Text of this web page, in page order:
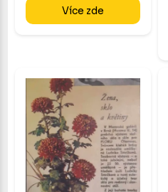
Více zde